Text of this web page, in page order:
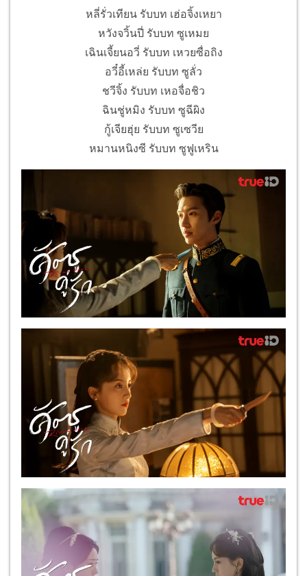
หลี่รั่วเทียน รับบท เฮ่อจิ้งเหยา
หวังจวิ้นปี่ รับบท ซูเหมย
เฉินเจี้ยนอวี่ รับบท เหวยซื่อถิง
อวี๋อี้เหล่ย รับบท ซูลั่ว
ชวีจิ้ง รับบท เหอจื่อชิว
ฉินชู่หมิง รับบท ซูฉีผิง
กู้เจียฮุ่ย รับบท ซูเซวีย
หมานหนิงซี รับบท ซูฟูเหริน